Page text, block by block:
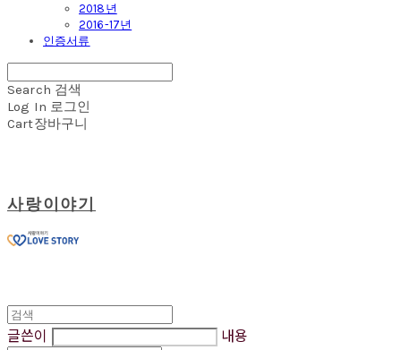
2018년
2016-17년
인증서류
Search 검색
Log In 로그인
Cart장바구니
사랑이야기
글쓴이 내용